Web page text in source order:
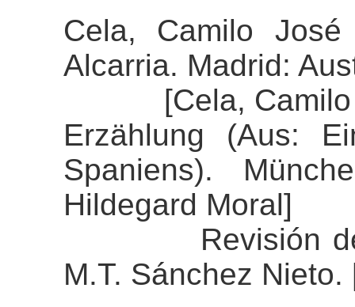
Cela, Camilo
Alcarria. Madrid:
[Cela, Camilo
Erzählung (Aus:
Spaniens).
Hildegard Moral]
Revisión del
M.T. Sánchez Nieto.